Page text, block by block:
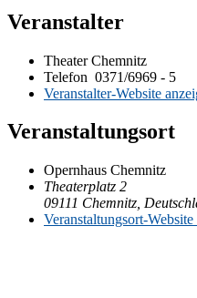
Veranstalter
Thea­ter Chemnitz
Telefon 0371/6969 - 5
Ver­an­stal­ter-Web­site
Veranstaltungsort
Opern­haus Chemnitz
Thea­ter­platz 2
09111 Chem­nitz
Ver­an­stal­tungs­ort-Web­site